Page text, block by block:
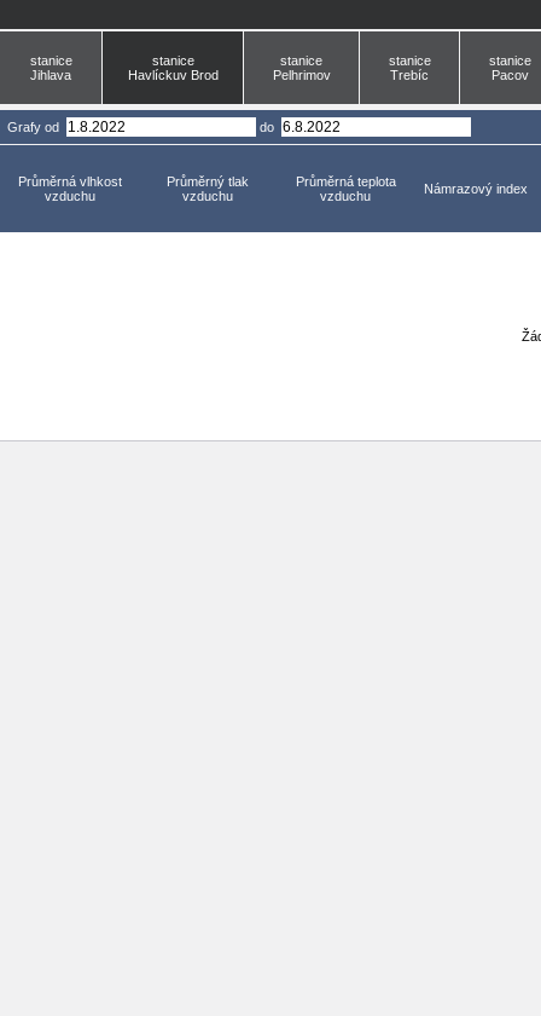
stanice
Jihlava
stanice
Havlíckuv Brod
stanice
Pelhrimov
stanice
Trebíc
stanice
Pacov
Grafy od do
Průměrná vlhkost
vzduchu
Průměrný tlak
vzduchu
Průměrná teplota
vzduchu
Námrazový index